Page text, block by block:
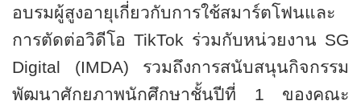
อบรมผู้สูงอายุเกี่ยวกับการใช้สมาร์ตโฟนและ
การตัดต่อวิดีโอ TikTok ร่วมกับหน่วยงาน SG
Digital (IMDA) รวมถึงการสนับสนุนกิจกรรม
พัฒนาศักยภาพนักศึกษาชั้นปีที่ 1 ของคณะ